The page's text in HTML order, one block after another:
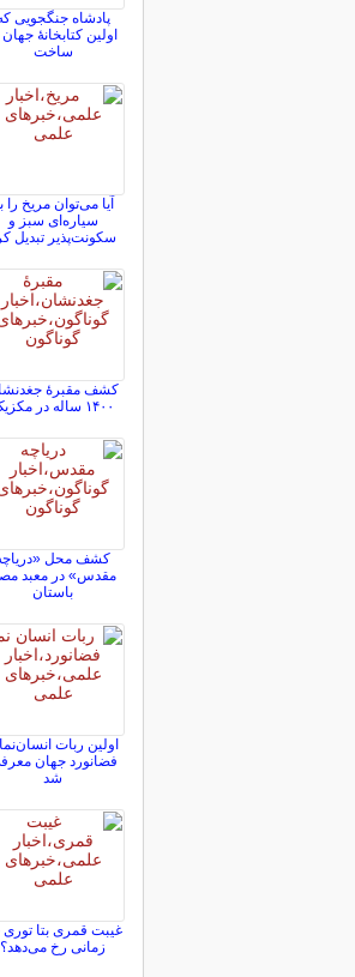
پادشاه جنگجویی
اولین کتابخانۀ جهان
ساخت
آیا می‌توان مریخ را
سیاره‌ای سبز و
سکونت‌پذیر تبدیل
کشف مقبرۀ
۱۴۰۰ ساله در مکزیک
کشف محل
مقدس» در معبد
باستان
اولین ربات
فضانورد جهان
شد
غیبت قمری بتا
زمانی رخ می‌دهد؟